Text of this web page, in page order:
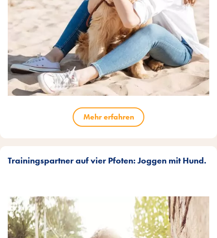
Mehr erfahren
Trainingspartner auf vier Pfoten: Joggen mit Hund.